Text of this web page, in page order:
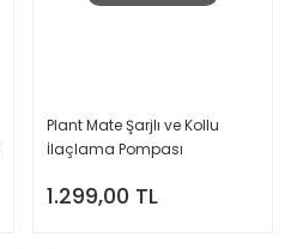
Plant Mate Şarjlı ve Kollu
İlaçlama Pompası
1.299,00 TL